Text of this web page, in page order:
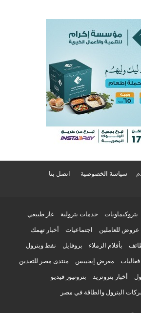
سياسة الخصوصية اتصل بنا
بتروكيماويات خدمات بترولية غاز طبيعي
عروض للعاملين اجتماعيات أخبار تهمك
بأقلام الزملاء بروفايل نفط وبترول
فعاليات معرض إيجيبس منتدى مصر للتعدين
أخبار بتروتريد بترونيوز فيديو
البترول والطاقة في مصر